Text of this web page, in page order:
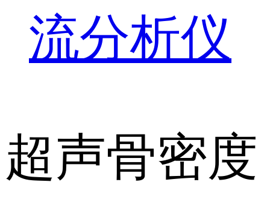
流分析仪
超声骨密度